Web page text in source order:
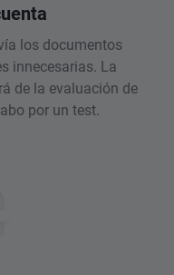
los documentos
innecesarias. La
de la evaluación de
por un test.